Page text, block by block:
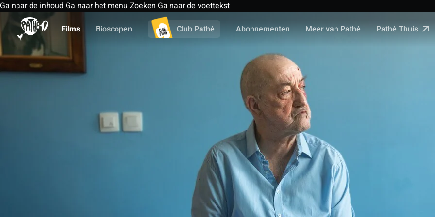
Ga naar de inhoud Ga naar het menu Zoeken Ga naar de voettekst
Films
Bioscopen Club Pathé Abonnementen Meer van Pathé Pathé Thuis